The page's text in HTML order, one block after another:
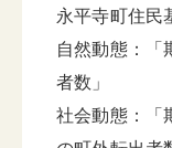
永平寺町住民
自然動態：「
者数」
社会動態：「